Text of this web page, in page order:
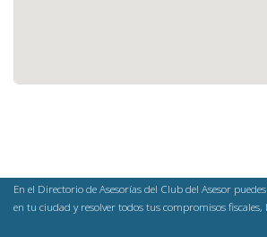
En el Directorio de Asesorías del Club del Asesor
en tu ciudad y resolver todos tus compromisos fiscales,